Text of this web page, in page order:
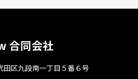
合同会社
区九段南⼀丁⽬５番６号